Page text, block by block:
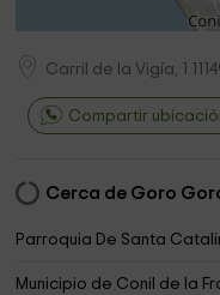
Carril de la Vigía, 1
Compartir
Cerca de Goro
Parroquia De Santa
Municipio de Conil de la